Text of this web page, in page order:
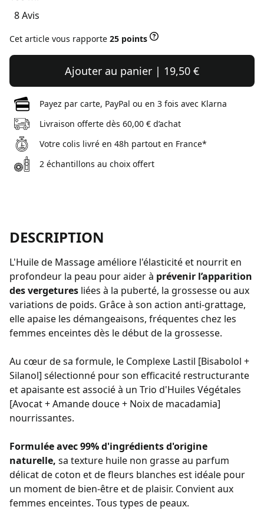
8 Avis
Cet article vous rapporte 25 points
Ajouter au panier | 19,50 €
Payez par carte, PayPal ou en 3 fois avec Klarna
Livraison offerte dès 60,00 € d’achat
Votre colis livré en 48h partout en France*
2 échantillons au choix offert
DESCRIPTION
L'Huile de Massage améliore l'élasticité et nourrit en
profondeur la peau pour aider à prévenir l’apparition
des vergetures liées à la puberté, la grossesse ou aux
variations de poids. Grâce à son action anti-grattage,
elle apaise les démangeaisons, fréquentes chez les
femmes enceintes dès le début de la grossesse.
Au cœur de sa formule, le Complexe Lastil [Bisabolol +
Silanol] sélectionné pour son efficacité restructurante
et apaisante est associé à un Trio d'Huiles Végétales
[Avocat + Amande douce + Noix de macadamia]
nourrissantes.
Formulée avec 99% d'ingrédients d'origine
naturelle, sa texture huile non grasse au parfum
délicat de coton et de fleurs blanches est idéale pour
un moment de bien-être et de plaisir. Convient aux
femmes enceintes. Tous types de peaux.